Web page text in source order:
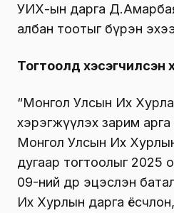
УИХ-ын дарга
албан тоотыг бүрэн
Тогтоолд хэсэгчилсэн
“Монгол Улсын Их
хэрэгжүүлэх зарим
Монгол Улсын Их
дугаар тогтоолыг 2025
09-ний өдөр эцэслэн
Их Хурлын дарга